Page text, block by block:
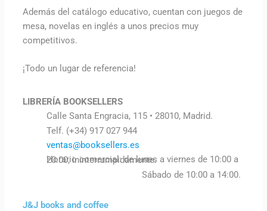
Además del catálogo educativo, cuentan con juegos de
mesa, novelas en inglés a unos precios muy
competitivos.
¡Todo un lugar de referencia!
LIBRERÍA BOOKSELLERS
Calle Santa Engracia, 115 • 28010, Madrid.
Telf. (+34) 917 027 944
ventas@booksellers.es
Horario comercial: de lunes a viernes de 10:00 a 20:00, ininterrumpidamente.
Sábado de 10:00 a 14:00.
J&J books and coffee